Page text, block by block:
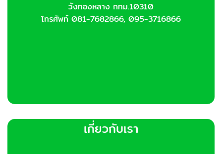
วังทองหลาง กทม.10310
โทรศัพท์ 081-7682866, 095-3716866
เกี่ยวกับเรา